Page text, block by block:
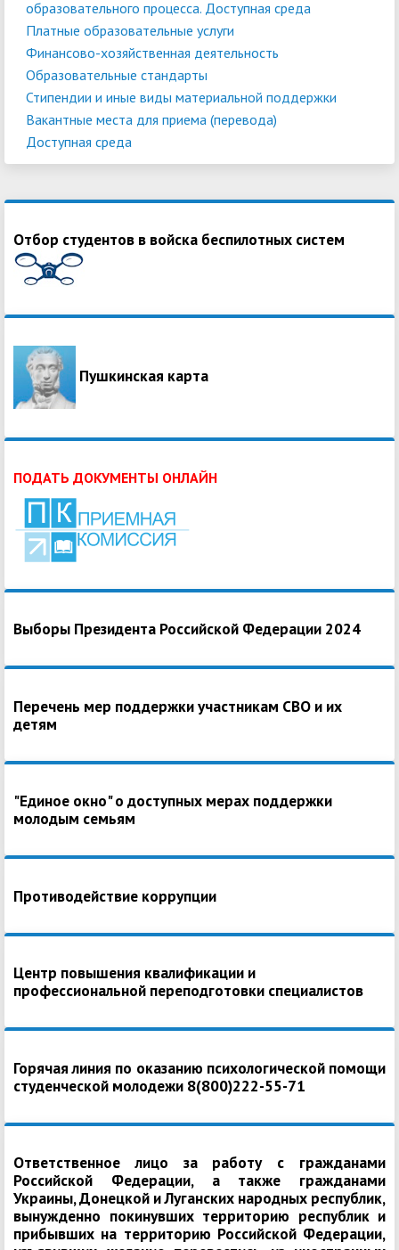
образовательного процесса. Доступная среда
Платные образовательные услуги
Финансово-хозяйственная деятельность
Образовательные стандарты
Стипендии и иные виды материальной поддержки
Вакантные места для приема (перевода)
Доступная среда
Отбор студентов в войска беспилотных систем
Пушкинская карта
ПОДАТЬ ДОКУМЕНТЫ ОНЛАЙН
Выборы Президента Российской Федерации 2024
Перечень мер поддержки участникам СВО и их
детям
"Единое окно" о доступных мерах поддержки
молодым семьям
Противодействие коррупции
Центр повышения квалификации и
профессиональной переподготовки специалистов
Горячая линия по оказанию психологической помощи
студенческой молодежи 8(800)222-55-71
Ответственное лицо за работу с гражданами
Российской Федерации, а также гражданами
Украины, Донецкой и Луганских народных республик,
вынужденно покинувших территорию республик и
прибывших на территорию Российской Федерации,